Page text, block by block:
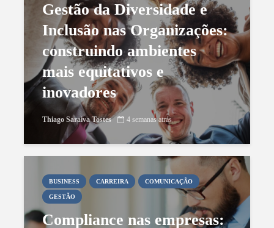
Gestão da Diversidade e
Inclusão nas Organizações:
construindo ambientes
mais equitativos e
inovadores
Thiago Saraiva Tostes 4 semanas atrás
BUSINESS CARREIRA COMUNICAÇÃO
GESTÃO
Compliance nas empresas: